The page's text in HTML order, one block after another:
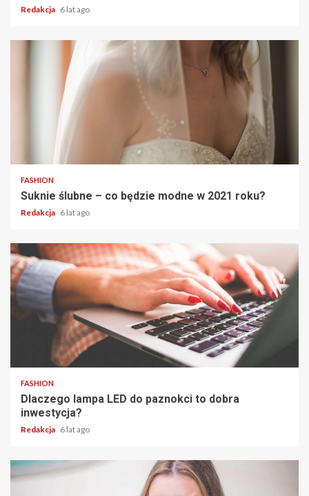
Redakcja 6 lat ago
FASHION
Suknie ślubne – co będzie modne w 2021 roku?
Redakcja 6 lat ago
2 min read
FASHION
Dlaczego lampa LED do paznokci to dobra
inwestycja?
Redakcja 6 lat ago